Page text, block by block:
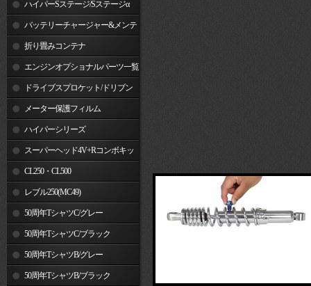
関連製品ハイパーSステージ/Sステージα
バッテリーチャージャー&メンテ
ナー 折り畳みコンテナ
エンジンオプショナルパーツ一覧
ドライブスプロケット/ドリブン
スプロケット
メーター保護フィルム
ハイパーシリーズ
スーパーヘッド4V+Rコンボキッ
ト CL250・CL500
レブル250(MC49)
50周年TシャツC/グレー
50周年TシャツC/ブラック
50周年TシャツB/グレー
50周年TシャツB/ブラック